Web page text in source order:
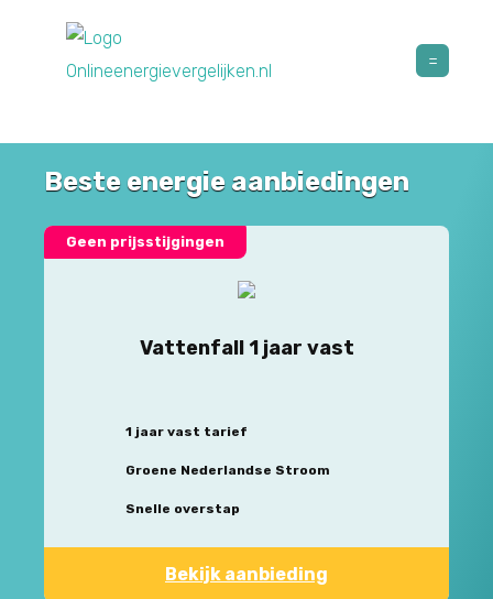
Beste energie aanbiedingen
Geen prijsstijgingen
Vattenfall 1 jaar vast
1 jaar vast tarief
Groene Nederlandse Stroom
Snelle overstap
Bekijk aanbieding